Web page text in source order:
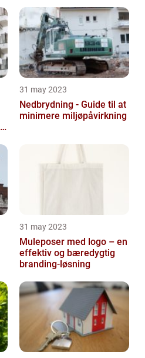
31 may 2023
Nedbrydning - Guide til at
minimere miljøpåvirkning
31 may 2023
Muleposer med logo – en
effektiv og bæredygtig
branding-løsning